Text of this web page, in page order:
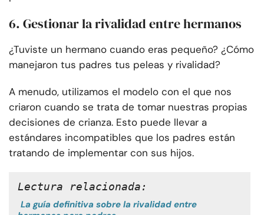
6. Gestionar la rivalidad entre hermanos
¿Tuviste un hermano cuando eras pequeño? ¿Cómo
manejaron tus padres tus peleas y rivalidad?
A menudo, utilizamos el modelo con el que nos
criaron cuando se trata de tomar nuestras propias
decisiones de crianza. Esto puede llevar a
estándares incompatibles que los padres están
tratando de implementar con sus hijos.
Lectura relacionada:
La guía definitiva sobre la rivalidad entre